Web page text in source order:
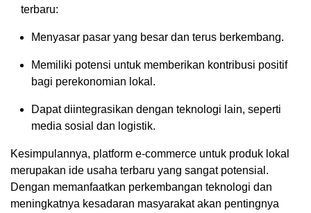
terbaru:
Menyasar pasar yang besar dan terus berkembang.
Memiliki potensi untuk memberikan kontribusi positif
bagi perekonomian lokal.
Dapat diintegrasikan dengan teknologi lain, seperti
media sosial dan logistik.
Kesimpulannya, platform e-commerce untuk produk lokal
merupakan ide usaha terbaru yang sangat potensial.
Dengan memanfaatkan perkembangan teknologi dan
meningkatnya kesadaran masyarakat akan pentingnya